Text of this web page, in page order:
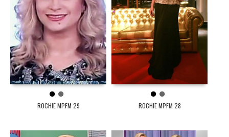
1 2
ROCHIE MPFM 29
1 2
ROCHIE MPFM 28